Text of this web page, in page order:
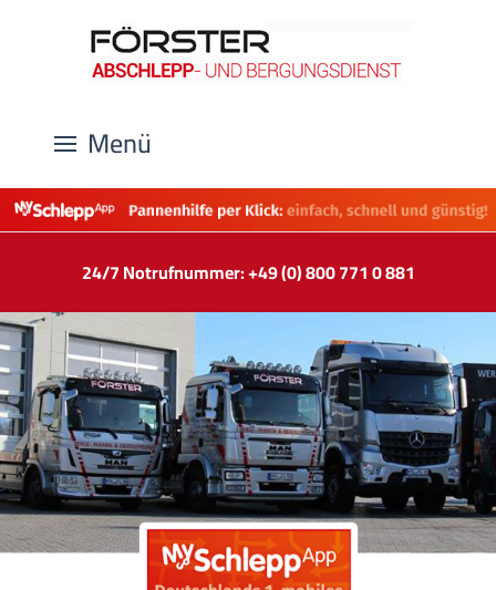
Menü
24/7 Notrufnummer: +49 (0) 800 771 0 881